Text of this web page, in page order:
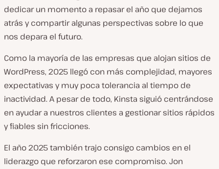
dedicar un momento a repasar el año que dejamos
atrás y compartir algunas perspectivas sobre lo que
nos depara el futuro.
Como la mayoría de las empresas que alojan sitios de
WordPress, 2025 llegó con más complejidad, mayores
expectativas y muy poca tolerancia al tiempo de
inactividad. A pesar de todo, Kinsta siguió centrándose
en ayudar a nuestros clientes a gestionar sitios rápidos
y fiables sin fricciones.
El año 2025 también trajo consigo cambios en el
liderazgo que reforzaron ese compromiso. Jon